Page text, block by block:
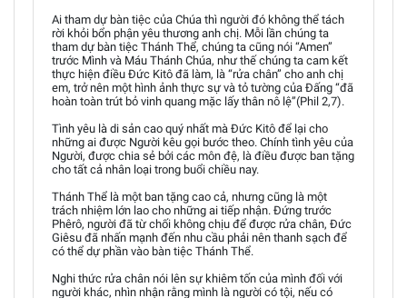
Ai tham dự bàn tiệc của Chúa thì người đó không thể tách
rời khỏi bổn phận yêu thương anh chị. Mỗi lần chúng ta
tham dự bàn tiệc Thánh Thể, chúng ta cũng nói “Amen”
trước Mình và Máu Thánh Chúa, như thế chúng ta cam kết
thực hiện điều Ðức Kitô đã làm, là “rửa chân” cho anh chị
em, trở nên một hình ảnh thực sự và tỏ tường của Ðấng “đã
hoàn toàn trút bỏ vinh quang mặc lấy thân nô lệ”(Phil 2,7).
Tình yêu là di sản cao quý nhất mà Ðức Kitô để lại cho
những ai được Người kêu gọi bước theo. Chính tình yêu của
Người, được chia sẻ bởi các môn đệ, là điều được ban tặng
cho tất cả nhân loại trong buổi chiều nay.
Thánh Thể là một ban tặng cao cả, nhưng cũng là một
trách nhiệm lớn lao cho những ai tiếp nhận. Ðứng trước
Phêrô, người đã từ chối không chịu để được rửa chân, Ðức
Giêsu đã nhấn mạnh đến nhu cầu phải nên thanh sạch để
có thể dự phần vào bàn tiệc Thánh Thể.
Nghi thức rửa chân nói lên sự khiêm tốn của mình đối với
người khác, nhìn nhận rằng mình là người có tội, nếu có